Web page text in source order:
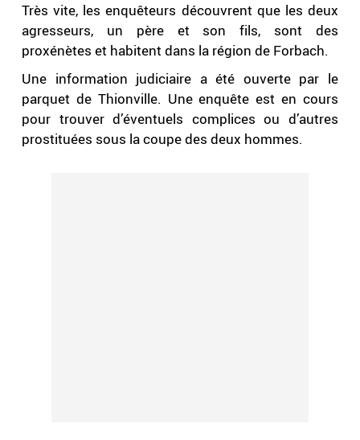
Très vite, les enquêteurs découvrent que les deux
agresseurs, un père et son fils, sont des
proxénètes et habitent dans la région de Forbach.
Une information judiciaire a été ouverte par le
parquet de Thionville. Une enquête est en cours
pour trouver d’éventuels complices ou d’autres
prostituées sous la coupe des deux hommes.